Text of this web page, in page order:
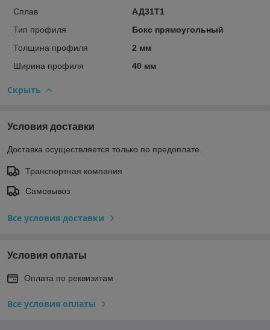
Сплав
АД31Т1
Тип профиля
Бокс прямоугольный
Толщина профиля
2 мм
Ширина профиля
40 мм
Скрыть
Условия доставки
Доставка осуществляется только по предоплате.
Транспортная компания
Самовывоз
Все условия доставки
Условия оплаты
Оплата по реквизитам
Все условия оплаты